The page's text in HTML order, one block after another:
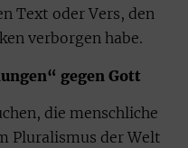
Text oder Vers, den
verborgen habe.
gegen Gott
die menschliche
Pluralismus der Welt